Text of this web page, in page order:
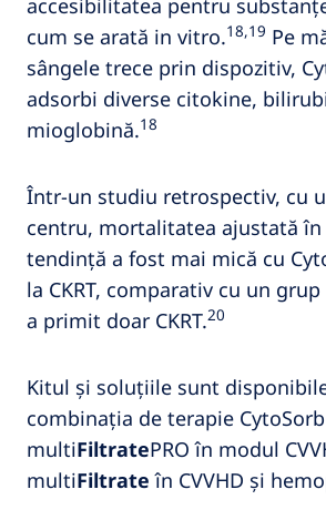
cum se arată in vitro.18,19 Pe
sângele trece prin dispozitiv,
adsorbi diverse citokine,
mioglobină.18
Într-un studiu retrospectiv, cu
centru, mortalitatea ajustată
tendință a fost mai mică cu
la CKRT, comparativ cu un
a primit doar CKRT.20
Kitul și soluțiile sunt
combinația de terapie
multiFiltratePRO în modul
multiFiltrate în CVVHD și